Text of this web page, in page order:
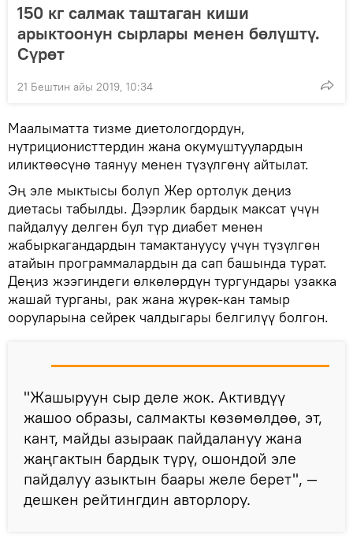
150 кг салмак таштаган киши
арыктоонун сырлары менен бөлүштү.
Сүрөт
21 Бештин айы 2019, 10:34
Маалыматта тизме диетологдордун,
нутриционисттердин жана окумуштуулардын
иликтөөсүнө таянуу менен түзүлгөнү айтылат.
Эң эле мыктысы болуп Жер ортолук деңиз
диетасы табылды. Дээрлик бардык максат үчүн
пайдалуу делген бул түр диабет менен
жабыркагандардын тамактануусу үчүн түзүлгөн
атайын программалардын да сап башында турат.
Деңиз жээгиндеги өлкөлөрдүн тургундары узакка
жашай турганы, рак жана жүрөк-кан тамыр
ооруларына сейрек чалдыгары белгилүү болгон.
"Жашыруун сыр деле жок. Активдүү
жашоо образы, салмакты көзөмөлдөө, эт,
кант, майды азыраак пайдалануу жана
жаңгактын бардык түрү, ошондой эле
пайдалуу азыктын баары желе берет", —
дешкен рейтингдин авторлору.